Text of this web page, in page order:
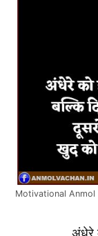
Motivational Anmol